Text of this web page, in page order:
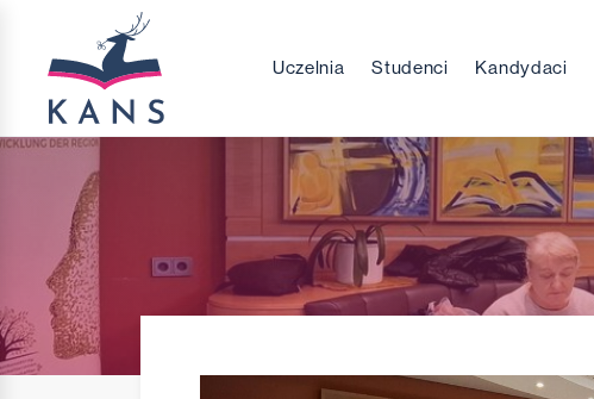
Uczelnia Studenci Kandydaci